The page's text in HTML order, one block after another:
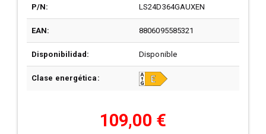
P/N: LS24D364GAUXEN
EAN: 8806095585321
Disponibilidad: Disponible
Clase energética:
109,00 €